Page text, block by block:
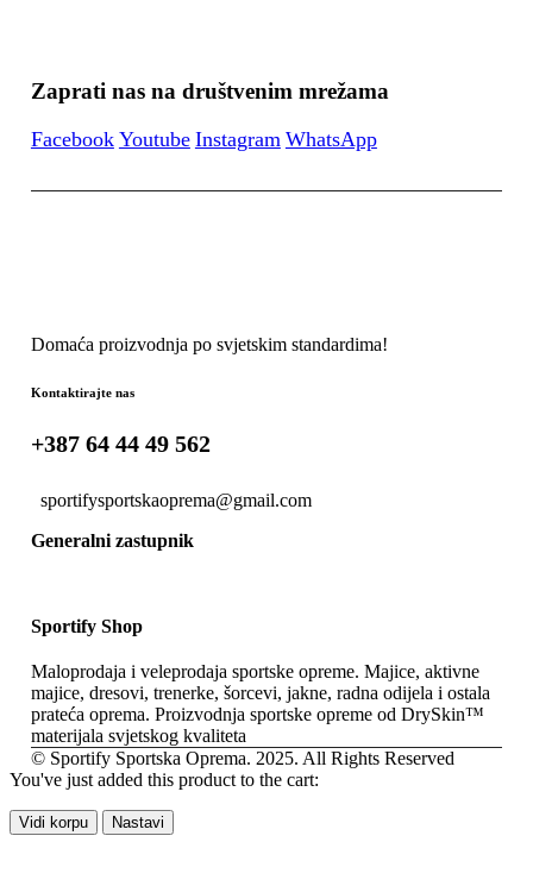
Zaprati nas na društvenim mrežama
Facebook Youtube Instagram WhatsApp
Domaća proizvodnja po svjetskim standardima!
Kontaktirajte nas
+387 64 44 49 562
sportifysportskaoprema@gmail.com
Generalni zastupnik
Sportify Shop
Maloprodaja i veleprodaja sportske opreme. Majice, aktivne
majice, dresovi, trenerke, šorcevi, jakne, radna odijela i ostala
prateća oprema. Proizvodnja sportske opreme od DrySkin™
materijala svjetskog kvaliteta
© Sportify Sportska Oprema. 2025. All Rights Reserved
You've just added this product to the cart:
Vidi korpu Nastavi